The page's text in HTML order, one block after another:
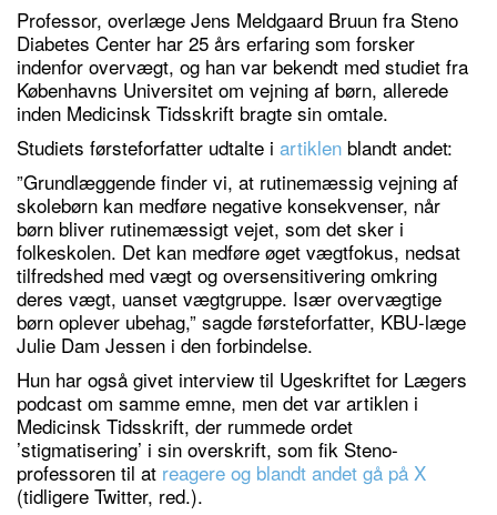
Professor, overlæge Jens Meldgaard Bruun fra Steno
Diabetes Center har 25 års erfaring som forsker
indenfor overvægt, og han var bekendt med studiet fra
Københavns Universitet om vejning af børn, allerede
inden Medicinsk Tidsskrift bragte sin omtale.
Studiets førsteforfatter udtalte i artiklen blandt andet:
”Grundlæggende finder vi, at rutinemæssig vejning af
skolebørn kan medføre negative konsekvenser, når
børn bliver rutinemæssigt vejet, som det sker i
folkeskolen. Det kan medføre øget vægtfokus, nedsat
tilfredshed med vægt og oversensitivering omkring
deres vægt, uanset vægtgruppe. Især overvægtige
børn oplever ubehag,” sagde førsteforfatter, KBU-læge
Julie Dam Jessen i den forbindelse.
Hun har også givet interview til Ugeskriftet for Lægers
podcast om samme emne, men det var artiklen i
Medicinsk Tidsskrift, der rummede ordet
’stigmatisering’ i sin overskrift, som fik Steno-
professoren til at reagere og blandt andet gå på X
(tidligere Twitter, red.).